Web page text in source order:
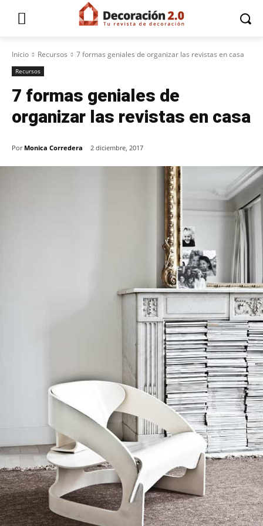
Inicio Recursos 7 formas geniales de organizar las revistas en casa
Recursos
7 formas geniales de
organizar las revistas en casa
Por Monica Corredera 2 diciembre, 2017